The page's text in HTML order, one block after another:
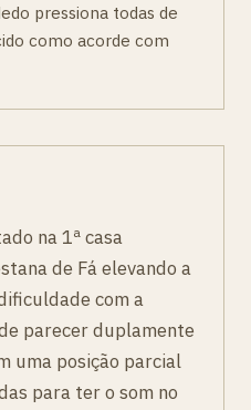
pressiona todas de
como acorde com
na 1ª casa
de Fá elevando a
com a
parecer duplamente
uma posição parcial
para ter o som no